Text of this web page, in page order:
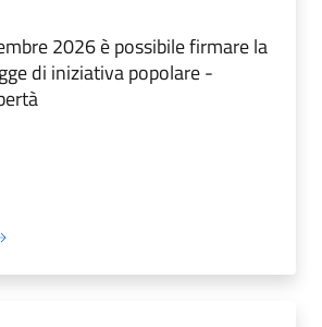
2026 è possibile firmare la
di iniziativa popolare -